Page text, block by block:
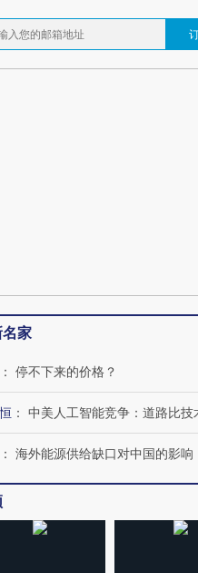
走私7万
体内含3种
视线｜被称为“蟑螂”的印
育部长拱下台
家
： 停不下来的价格？
： 中美人工智能竞争：道路比技
： 海外能源供给缺口对中国的影响